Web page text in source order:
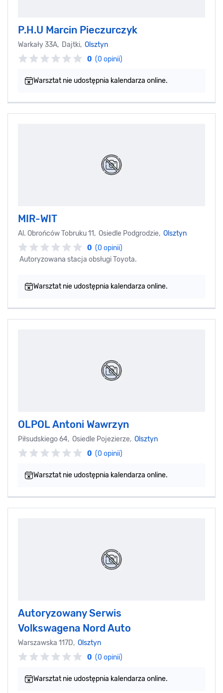
P.H.U Marcin Pieczurczyk
Warkały 33A, Dajtki, Olsztyn
0 (0 opinii)
Warsztat nie udostępnia kalendarza online.
MIR-WIT
Al. Obrońców Tobruku 11, Osiedle Podgrodzie, Olsztyn
0 (0 opinii)
Autoryzowana stacja obsługi Toyota.
Warsztat nie udostępnia kalendarza online.
OLPOL Antoni Wawrzyn
Piłsudskiego 64, Osiedle Pojezierze, Olsztyn
0 (0 opinii)
Warsztat nie udostępnia kalendarza online.
Autoryzowany Serwis
Volkswagena Nord Auto
Warszawska 117D, Olsztyn
0 (0 opinii)
Warsztat nie udostępnia kalendarza online.